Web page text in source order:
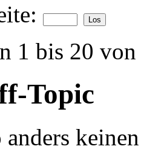
1 bis 20
Topic